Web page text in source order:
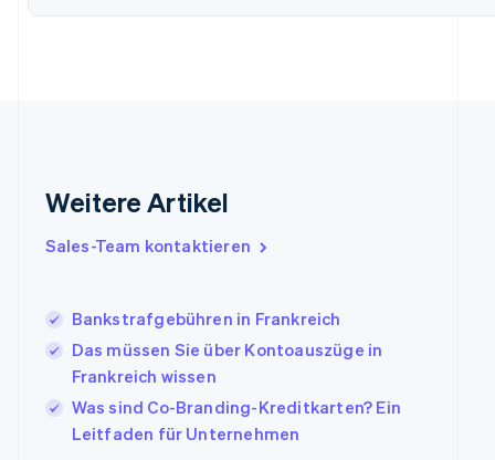
Weitere Artikel
Sales-Team kontaktieren
Bankstrafgebühren in Frankreich
Das müssen Sie über Kontoauszüge in
Frankreich wissen
Was sind Co-Branding-Kreditkarten? Ein
Leitfaden für Unternehmen
EnglishSvenska
English
English
Japan
Kanada
EnglishFrançais
Kroatien
English Italiano
Lettland